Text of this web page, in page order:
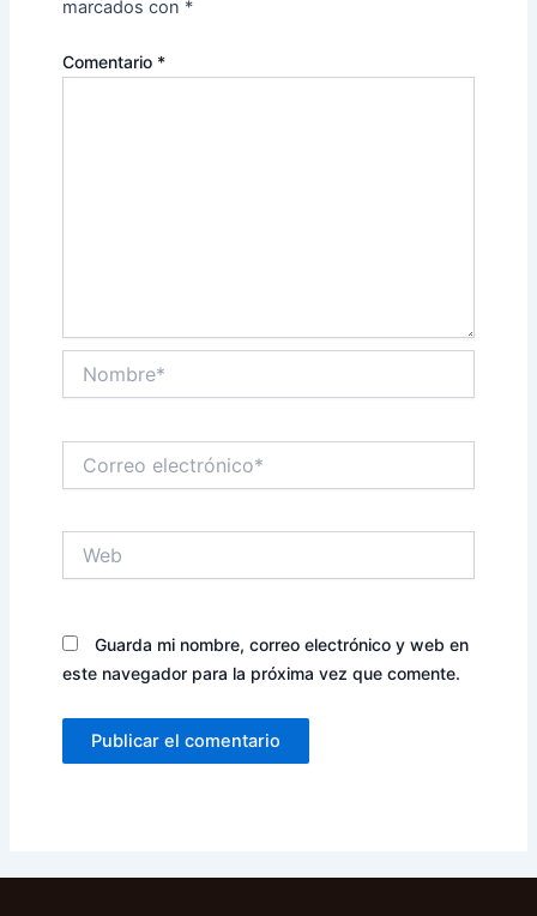
marcados con *
Comentario *
electrónico*
Guarda mi nombre, correo electrónico y web en
este navegador para la próxima vez que comente.